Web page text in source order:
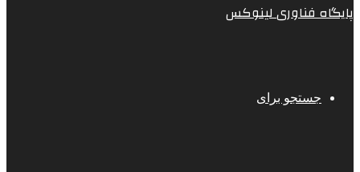
پایگاه فناوری لینوکس
جستجو برای